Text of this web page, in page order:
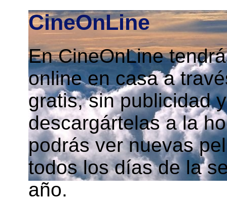
CineOnLine
En CineOnLine
online en casa a
gratis, sin publicidad
descargártelas a la
podrás ver nuevas
todos los días de la
año.